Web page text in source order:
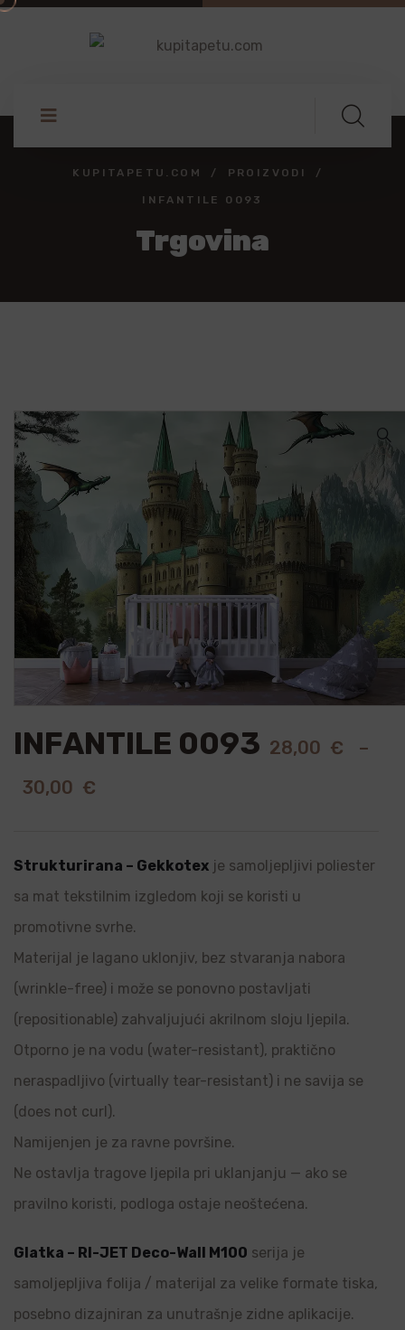
KUPITAPETU.COM PROIZVODI
INFANTILE 0093
Trgovina
🔍
INFANTILE 0093 28,00 €
–
30,00 €
Strukturirana – Gekkotex je samoljepljivi poliester
sa mat tekstilnim izgledom koji se koristi u
promotivne svrhe.
Materijal je lagano uklonjiv, bez stvaranja nabora
(wrinkle-free) i može se ponovno postavljati
(repositionable) zahvaljujući akrilnom sloju ljepila.
Otporno je na vodu (water-resistant), praktično
neraspadljivo (virtually tear-resistant) i ne savija se
(does not curl).
Namijenjen je za ravne površine.
Ne ostavlja tragove ljepila pri uklanjanju — ako se
pravilno koristi, podloga ostaje neoštećena.
Glatka – RI-JET Deco-Wall M100 serija je
samoljepljiva folija / materijal za velike formate tiska,
posebno dizajniran za unutrašnje zidne aplikacije.